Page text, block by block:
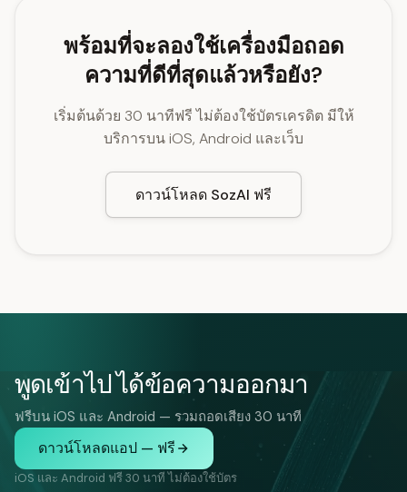
พร้อมที่จะลองใช้เครื่องมือถอด
ความที่ดีที่สุดแล้วหรือยัง?
เริ่มต้นด้วย 30 นาทีฟรี ไม่ต้องใช้บัตรเครดิต มีให้
บริการบน iOS, Android และเว็บ
ดาวน์โหลด SozAI ฟรี
พูดเข้าไป ได้ข้อความออกมา
ฟรีบน iOS และ Android — รวมถอดเสียง 30 นาที
ดาวน์โหลดแอป — ฟรี
iOS และ Android ฟรี 30 นาที ไม่ต้องใช้บัตร